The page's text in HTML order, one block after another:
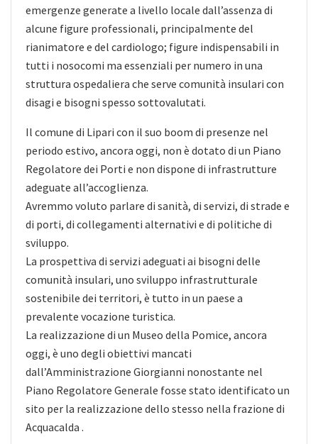
emergenze generate a livello locale dall’assenza di
alcune figure professionali, principalmente del
rianimatore e del cardiologo; figure indispensabili in
tutti i nosocomi ma essenziali per numero in una
struttura ospedaliera che serve comunità insulari con
disagi e bisogni spesso sottovalutati.
Il comune di Lipari con il suo boom di presenze nel
periodo estivo, ancora oggi, non è dotato di un Piano
Regolatore dei Porti e non dispone di infrastrutture
adeguate all’accoglienza.
Avremmo voluto parlare di sanità, di servizi, di strade e
di porti, di collegamenti alternativi e di politiche di
sviluppo.
La prospettiva di servizi adeguati ai bisogni delle
comunità insulari, uno sviluppo infrastrutturale
sostenibile dei territori, è tutto in un paese a
prevalente vocazione turistica.
La realizzazione di un Museo della Pomice, ancora
oggi, è uno degli obiettivi mancati
dall’Amministrazione Giorgianni nonostante nel
Piano Regolatore Generale fosse stato identificato un
sito per la realizzazione dello stesso nella frazione di
Acquacalda .